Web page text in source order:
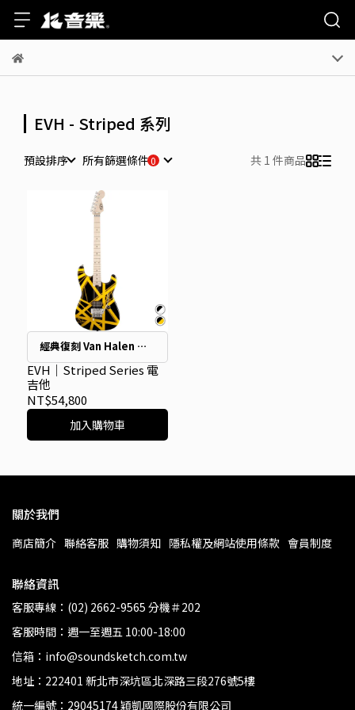
EVH - Striped 系列
預設排序 所有篩選條件 共 1 件商品
經典復刻 Van Halen 輝煌時期
EVH｜Striped Series 電
吉他
NT$54,800
加入購物車
關於我們
商店簡介 聯絡客服 購物須知 隱私權及網站使用條款 會員制度
聯絡資訊
客服專線：(02) 2662-9565 分機＃202
客服時間：週一至週五 10:00-18:00
信箱：info@soundsketch.com.tw
地址：222401 新北市深坑區北深路三段276號5樓
統一編號：29045174 穎凱國際股份有限公司